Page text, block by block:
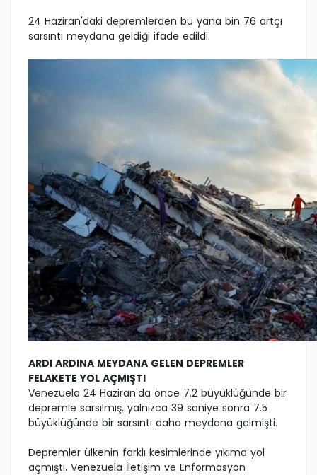
24 Haziran'daki depremlerden bu yana bin 76 artçı
sarsıntı meydana geldiği ifade edildi.
ARDI ARDINA MEYDANA GELEN DEPREMLER
FELAKETE YOL AÇMIŞTI
Venezuela 24 Haziran'da önce 7.2 büyüklüğünde bir
depremle sarsılmış, yalnızca 39 saniye sonra 7.5
büyüklüğünde bir sarsıntı daha meydana gelmişti.
Depremler ülkenin farklı kesimlerinde yıkıma yol
açmıştı. Venezuela İletişim ve Enformasyon